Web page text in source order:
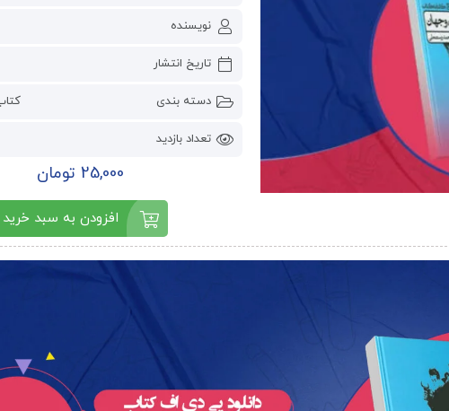
نویسنده
تاریخ انتشار
دسته بندی
تعداد بازدید
25,000 تومان
افزودن به سبد خرید